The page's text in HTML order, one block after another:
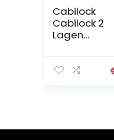
Cabilock
Cabilock 2
Lagen
Soort